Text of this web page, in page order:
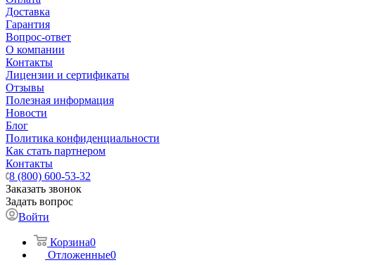
Доставка
Гарантия
Вопрос-ответ
О компании
Контакты
Лицензии и сертификаты
Отзывы
Полезная информация
Новости
Блог
Политика конфиденциальности
Как стать партнером
Контакты
8 (800) 600-53-32
Заказать звонок
Задать вопрос
Войти
Корзина0
Отложенные0